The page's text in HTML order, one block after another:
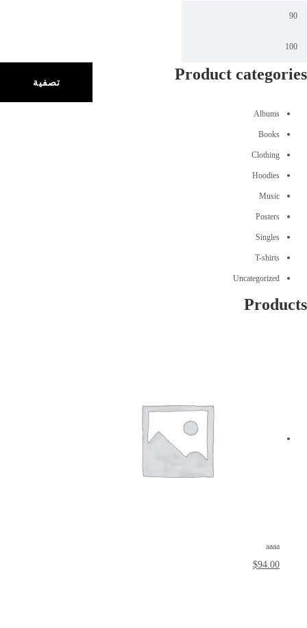
تصفية Product categories
Albums
Books
Clothing
Hoodies
Music
Posters
Singles
T-shirts
Uncategorized
Products
aaaa
$94.00